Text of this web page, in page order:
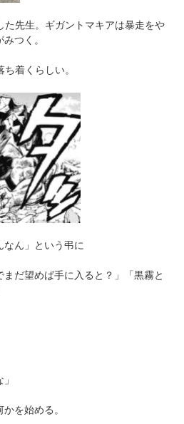
た先生。ギガントマキアは暴走をや
つく。
着くらしい。
なん」という弔に
まだ望めば手に入ると？」「黒霧と
を始める。